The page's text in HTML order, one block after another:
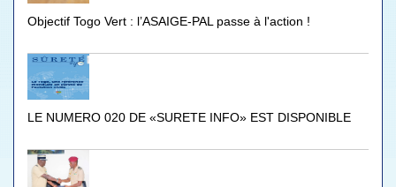
Objectif Togo Vert : l’ASAIGE-PAL passe à l'action !
LE NUMERO 020 DE «SURETE INFO» EST DISPONIBLE